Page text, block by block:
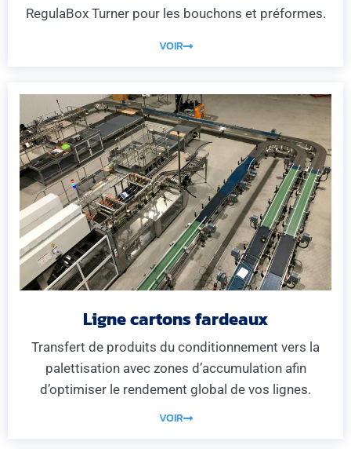
RegulaBox Turner pour les bouchons et préformes.
VOIR
Ligne cartons fardeaux
Transfert de produits du conditionnement vers la
palettisation avec zones d’accumulation afin
d’optimiser le rendement global de vos lignes.
VOIR